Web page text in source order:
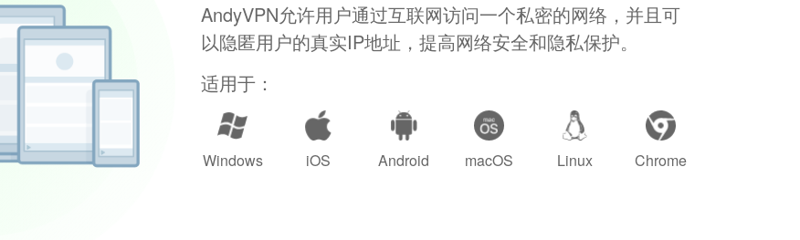
AndyVPN允许用户通过互联网访问一个私密的网络，并且可
以隐匿用户的真实IP地址，提高网络安全和隐私保护。
适用于：
Windows iOS Android macOS Linux Chrome